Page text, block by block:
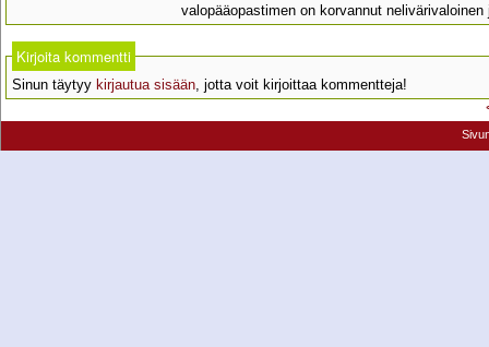
valopääopastimen on korvannut
Kirjoita kommentti
Sinun täytyy kirjautua sisään, jotta voit kirjoittaa kommentteja!